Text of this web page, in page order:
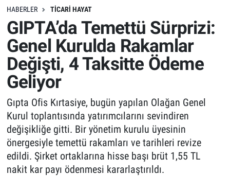
HABERLER TICARI HAYAT
GIPTA’da Temettü Sürprizi:
Genel Kurulda Rakamlar
Değişti, 4 Taksitte Ödeme
Geliyor
Gıpta Ofis Kırtasiye, bugün yapılan Olağan Genel
Kurul toplantısında yatırımcılarını sevindiren
değişikliğe gitti. Bir yönetim kurulu üyesinin
önergesiyle temettü rakamları ve tarihleri revize
edildi. Şirket ortaklarına hisse başı brüt 1,55 TL
nakit kar payı ödenmesi kararlaştırıldı.